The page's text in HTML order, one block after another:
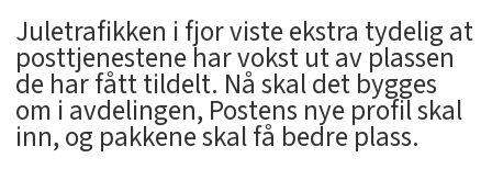
Juletrafikken i fjor viste ekstra tydelig at
posttjenestene har vokst ut av plassen
de har fått tildelt. Nå skal det bygges
om i avdelingen, Postens nye profil skal
inn, og pakkene skal få bedre plass.